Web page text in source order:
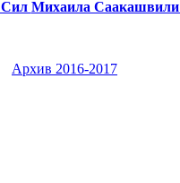
Сил Михаила Саакашвили
Архив 2016-2017